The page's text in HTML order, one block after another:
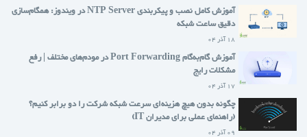
آموزش کامل نصب و پیکربندی NTP Server در ویندوز: همگام‌سازی
دقیق ساعت شبکه
18 آذر 04
آموزش گام‌به‌گام Port Forwarding در مودم‌های مختلف | رفع
مشکلات رایج
17 آذر 04
چگونه بدون هیچ هزینه‌ای سرعت شبکه شرکت را دو برابر کنیم؟
(راهنمای عملی برای مدیران IT)
09 آذر 04